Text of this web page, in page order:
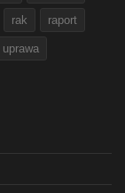
rak raport
uprawa